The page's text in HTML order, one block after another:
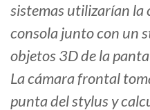
sistemas utilizarían la
consola junto con un
objetos 3D de la
La cámara frontal
punta del stylus y